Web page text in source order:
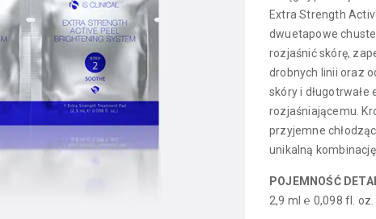
Extra Strength
dwuetapowe
rozjaśnić skórę,
drobnych linii oraz
skóry i
rozjaśniającemu.
przyjemne
unikalną
POJEMNOŚĆ
2,9 ml ℮ 0,098 fl.